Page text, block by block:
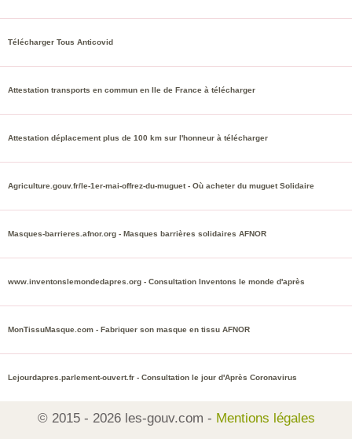
Télécharger Tous Anticovid
Attestation transports en commun en Ile de France à télécharger
Attestation déplacement plus de 100 km sur l'honneur à télécharger
Agriculture.gouv.fr/le-1er-mai-offrez-du-muguet - Où acheter du muguet Solidaire
Masques-barrieres.afnor.org - Masques barrières solidaires AFNOR
www.inventonslemondedapres.org - Consultation Inventons le monde d'après
MonTissuMasque.com - Fabriquer son masque en tissu AFNOR
Lejourdapres.parlement-ouvert.fr - Consultation le jour d'Après Coronavirus
© 2015 - 2026 les-gouv.com - Mentions légales